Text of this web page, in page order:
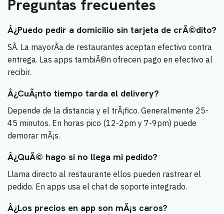
Preguntas frecuentes
Â¿Puedo pedir a domicilio sin tarjeta de crÃ©dito?
SÃ­. La mayorÃ­a de restaurantes aceptan efectivo contra
entrega. Las apps tambiÃ©n ofrecen pago en efectivo al
recibir.
Â¿CuÃ¡nto tiempo tarda el delivery?
Depende de la distancia y el trÃ¡fico. Generalmente 25-
45 minutos. En horas pico (12-2pm y 7-9pm) puede
demorar mÃ¡s.
Â¿QuÃ© hago si no llega mi pedido?
Llama directo al restaurante ellos pueden rastrear el
pedido. En apps usa el chat de soporte integrado.
Â¿Los precios en app son mÃ¡s caros?